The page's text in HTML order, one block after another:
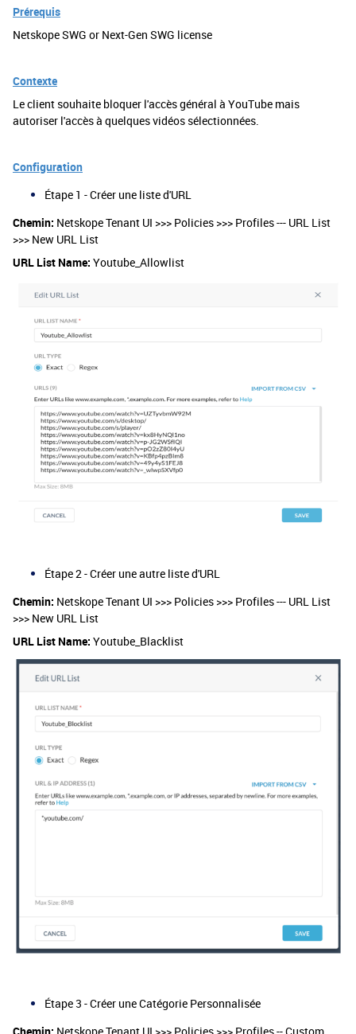
Prérequis
Netskope SWG or Next-Gen SWG license
Contexte
Le client souhaite bloquer l'accès général à YouTube mais
autoriser l'accès à quelques vidéos sélectionnées.
Configuration
Étape 1 - Créer une liste d'URL
Chemin: Netskope Tenant UI >>> Policies >>> Profiles --- URL List
>>> New URL List
URL List Name: Youtube_Allowlist
Étape 2 - Créer une autre liste d'URL
Chemin: Netskope Tenant UI >>> Policies >>> Profiles --- URL List
>>> New URL List
URL List Name: Youtube_Blacklist
Étape 3 - Créer une Catégorie Personnalisée